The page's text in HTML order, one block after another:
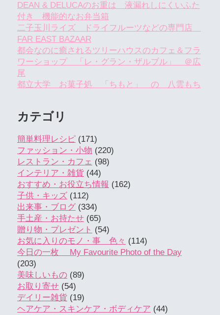
DEAN & DELUCAのお重は 液漏れしにくいふた
付き 機能的なお弁当箱
二子玉川ライズ ドライフルーツなどの専門店
FAR EAST BAZAAR
都会なのに癒されるツリーハウスのカフェ＆フラ
ワーショップ 「レ・グラン・ザルブル」 ＠広
尾
都立大学 お菓子処 「ちもと」 の 八雲もち
カテゴリ
簡単料理レシピ (171)
ファッション・小物 (220)
レストラン・カフェ (98)
インテリア・雑貨 (44)
おすすめ・お役立ち情報 (162)
子供・キッズ (112)
出来事・ブログ (334)
手土産・お持たせ (65)
贈り物・プレゼント (54)
お気に入りのモノ・事 色々 (114)
今日の一枚 My Favourite Photo of the Day
(203)
美味しいもの (89)
お取り寄せ (54)
デイリー雑貨 (19)
ヘアケア・スキンケア・ボディケア (44)